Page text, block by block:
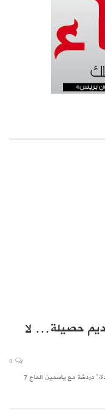
حصيلة… لا
زهير أصدور: "الأحزاب مطالبة بتقديم حصيلة... لا وعود جديدة." دردشة مع ياسمين الحاج 7